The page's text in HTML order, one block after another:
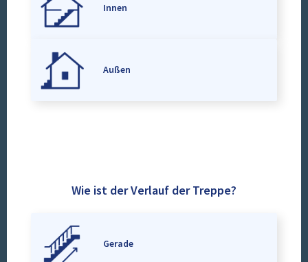
Innen
Außen
Wie ist der Verlauf der Treppe?
Gerade